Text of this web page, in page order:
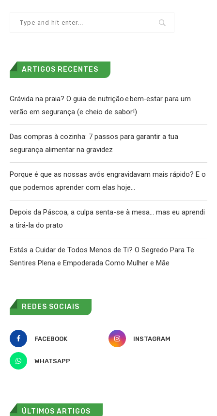
ARTIGOS RECENTES
Grávida na praia? O guia de nutrição e bem‑estar para um
verão em segurança (e cheio de sabor!)
Das compras à cozinha: 7 passos para garantir a tua
segurança alimentar na gravidez
Porque é que as nossas avós engravidavam mais rápido? E o
que podemos aprender com elas hoje…
Depois da Páscoa, a culpa senta-se à mesa… mas eu aprendi
a tirá-la do prato
Estás a Cuidar de Todos Menos de Ti? O Segredo Para Te
Sentires Plena e Empoderada Como Mulher e Mãe
REDES SOCIAIS
FACEBOOK INSTAGRAM
WHATSAPP
ÚLTIMOS ARTIGOS